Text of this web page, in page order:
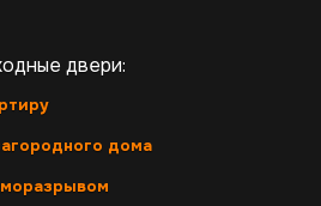
двери:
дома